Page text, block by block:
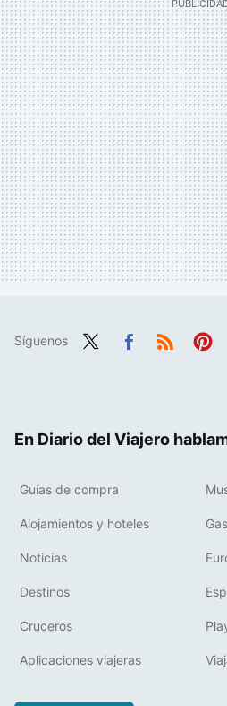
Síguenos
En Diario del Viajero
Guías de compra
Alojamientos y hoteles
Noticias
Destinos
Cruceros
Aplicaciones viajeras